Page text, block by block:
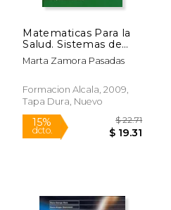
50%
dcto. $ 26.49
Matematicas Para la
Salud. Sistemas de
Medidas, Calculo de
Dosis, Formulas y
Marta Zamora Pasadas
Formacion Alcala, 2009,
Tapa Dura, Nuevo